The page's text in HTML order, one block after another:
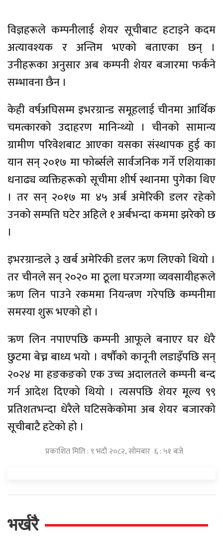
विज्ञहरूले कम्पनीलाई शेयर सूचीबाट हटाइने कदम
अत्यावश्यक र अन्तिम भएको बताएका छन् ।
उनीहरूका अनुसार अब कम्पनी शेयर बजारमा फर्कने
सम्भावना छैन ।
केही वर्षअघिसम्म इभरग्रान्ड समूहलाई चीनमा आर्थिक
चमत्कारको उदाहरण मानिन्थ्यो । चीनको सामान्य
ग्रामीण परिवेशबाट आएका यसका संस्थापक हुई का
यान सन् २०१७ मा फोर्ब्सले सार्वजनिक गर्ने एशियाका
धनाढ्य व्यक्तिहरूको सूचीमा शीर्ष स्थानमा पुगेका थिए
। तर सन् २०१७ मा ४५ अर्ब अमेरिकी डलर रहेको
उनको सम्पत्ति घटेर अहिले १ अर्बभन्दा कममा झरेको छ
।
इभरग्रान्डले ३ खर्ब अमेरिकी डलर ऋण लिएको थियो ।
तर चीनले सन् २०२० मा ठूला घरजग्गा व्यवसायीहरूले
ऋण लिन पाउने रकममा नियन्त्रण गरेपछि कम्पनीमा
समस्या शुरू भएको हो ।
ऋण लिन नपाएपछि कम्पनी आफूले बनाएर घर धेरै
छुटमा बेच्न बाध्य भयो । वर्षाैंकाे कानूनी लडाइँपछि सन्
२०२४ मा हङकङको एक उच्च अदालतले कम्पनी बन्द
गर्न आदेश दिएको थियो । त्यसपछि शेयर मूल्य ९९
प्रतिशतभन्दा धेरैले घटिसकेकोमा अब शेयर बजारको
सूचीबाटै हटेको हो ।
प्रकाशित मिति : ९ भदौ २०८२, सोमबार ६ : ५१ बजे
भर्खरै